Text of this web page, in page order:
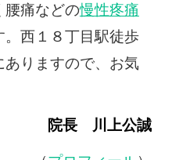
腰痛などの慢性疼痛
西１８丁目駅徒歩
ありますので、お気
院長 川上公誠